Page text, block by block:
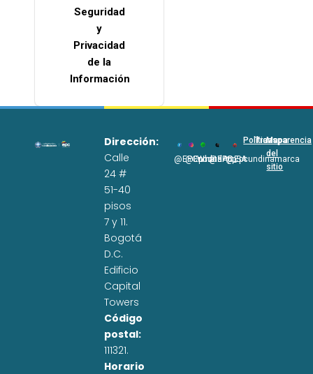
Seguridad
y
Privacidad
de la
Información
Dirección:
Calle
24 #
51-40
pisos
7 y 11.
Bogotá
D.C.
Edificio
Capital
Towers
Código
postal:
111321.
Horario
@EPCundi
@Epcundi
WhatsApp
@EPC_SA
@Epcundinamarca
Políticas
Transparencia
Mapa
del
sitio